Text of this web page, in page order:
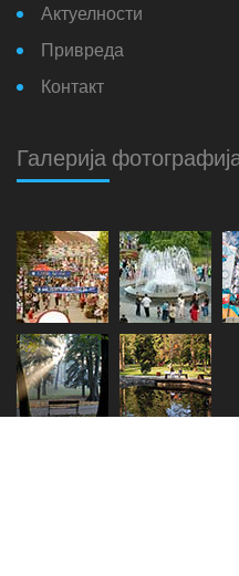
Актуелности
Привреда
Контакт
Галерија